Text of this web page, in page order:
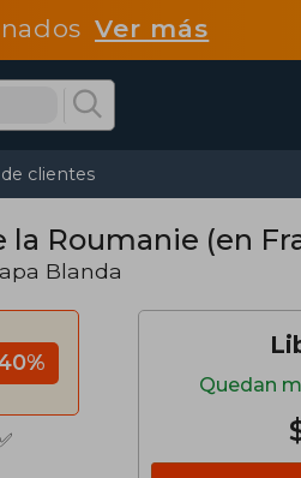
Ver más
clientes
Roumanie (en
Blanda
Quedan